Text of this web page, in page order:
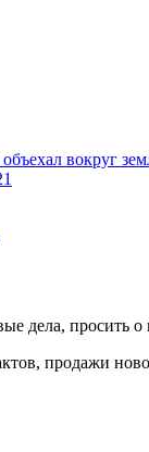
вокруг
дела, просить
продажи